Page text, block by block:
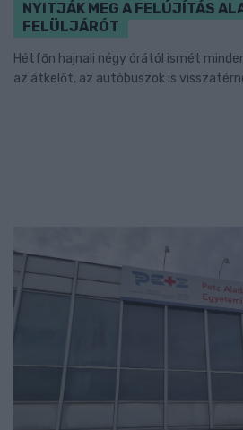
NYITJÁK MEG A FELÚJÍTÁS
FELÜLJÁRÓT
Hétfőn hajnali négy órától ismét
az átkelőt, az autóbuszok is